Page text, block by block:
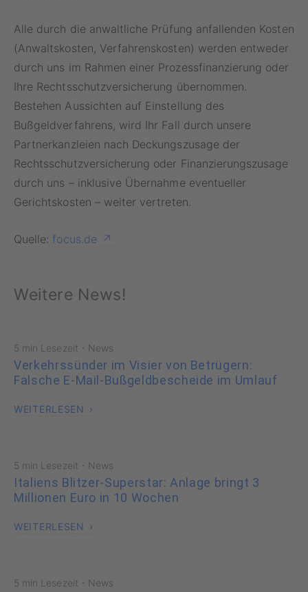
Alle durch die anwaltliche Prüfung anfallenden Kosten
(Anwaltskosten, Verfahrenskosten) werden entweder
durch uns im Rahmen einer Prozessfinanzierung oder
Ihre Rechtsschutzversicherung übernommen.
Bestehen Aussichten auf Einstellung des
Bußgeldverfahrens, wird Ihr Fall durch unsere
Partnerkanzleien nach Deckungszusage der
Rechtsschutzversicherung oder Finanzierungszusage
durch uns – inklusive Übernahme eventueller
Gerichtskosten – weiter vertreten.
Quelle: focus.de
Weitere News!
5 min Lesezeit · News
Verkehrssünder im Visier von Betrügern:
Falsche E-Mail-Bußgeldbescheide im Umlauf
WEITERLESEN
5 min Lesezeit · News
Italiens Blitzer-Superstar: Anlage bringt 3
Millionen Euro in 10 Wochen
WEITERLESEN
5 min Lesezeit · News